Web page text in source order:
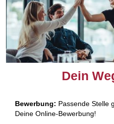
Dein
Bewerbung: Passende Stelle
Deine Online-Bewerbung!​